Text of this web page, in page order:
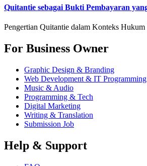
Quitantie sebagai Bukti Pembayaran
Pengertian Quitantie dalam Konteks Hukum
For Business Owner
Graphic Design & Branding
Web Development & IT Programming
Music & Audio
Programming & Tech
Digital Marketing
Writing & Translation
Submission Job
Help & Support